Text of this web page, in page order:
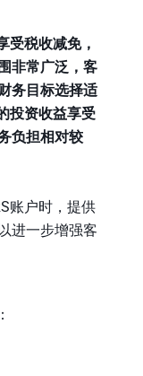
受税收减免，
非常广泛，客
务目标选择适
投资收益享受
负担相对较
账户时，提供
进一步增强客